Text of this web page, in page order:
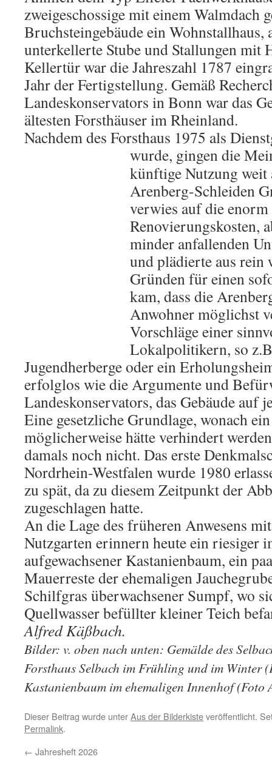
zweigeschossige mit einem Walmdach
Bruchsteingebäude ein
unterkellerte Stube und Stallungen mit
Kellertür war die Jahreszahl 1787
Jahr der Fertigstellung. Gemäß
Landeskonservators in Bonn war das
ältesten Forsthäuser im Rheinland.
Nachdem des Forsthaus 1975 als
wurde, gingen die
künftige Nutzung weit
Arenberg-Schleiden
verwies auf die enorm
Renovierungskosten,
minder anfallenden
und plädierte aus
Gründen für einen
kam, dass die
Anwohner möglichst
Vorschläge einer
Lokalpolitikern, so
Jugendherberge oder ein
erfolglos wie die Argumente und
Landeskonservators, das Gebäude auf
Eine gesetzliche Grundlage, wonach
möglicherweise hätte verhindert
damals noch nicht. Das erste
Nordrhein-Westfalen wurde 1980
zu spät, da zu diesem Zeitpunkt der
zugeschlagen hatte.
An die Lage des früheren Anwesens
Nutzgarten erinnern heute ein riesiger
aufgewachsener Kastanienbaum, ein
Mauerreste der ehemaligen
Schilfgras überwachsener Sumpf, wo
Quellwasser befüllter kleiner Teich
Alfred Käßbach.
Bilder: v. oben nach unten: Gemälde des
Forsthaus Selbach im Frühling und im Winter
Kastanienbaum im ehemaligen Innenhof (Foto
Dieser Beitrag wurde unterAus der Bilderkisteveröffentlicht.
Permalink.
← Jahresheft 2026